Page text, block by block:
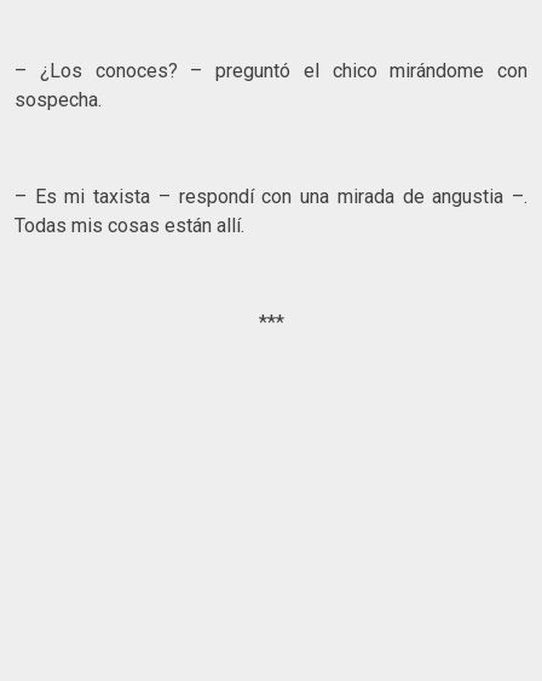
– ¿Los conoces? – preguntó el chico mirándome con
sospecha.
– Es mi taxista – respondí con una mirada de angustia –.
Todas mis cosas están allí.
***